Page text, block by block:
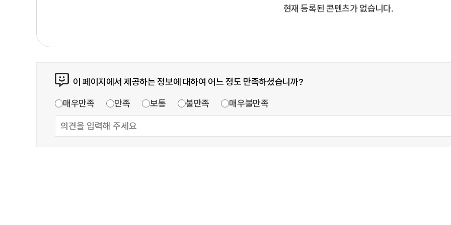
현재 등록된 콘텐츠가 없습니다.
이 페이지에서 제공하는 정보에 대하여 어느 정도 만족하셨습니까?
매우만족 만족 보통 불만족 매우불만족